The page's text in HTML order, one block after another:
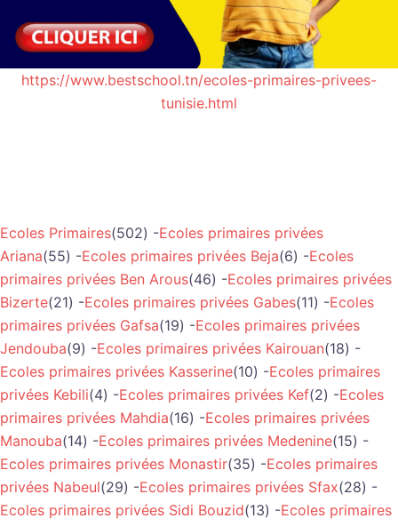
https://www.bestschool.tn/ecoles-primaires-privees-
tunisie.html
Ecoles Primaires(502) -Ecoles primaires privées
Ariana(55) -Ecoles primaires privées Beja(6) -Ecoles
primaires privées Ben Arous(46) -Ecoles primaires privées
Bizerte(21) -Ecoles primaires privées Gabes(11) -Ecoles
primaires privées Gafsa(19) -Ecoles primaires privées
Jendouba(9) -Ecoles primaires privées Kairouan(18) -
Ecoles primaires privées Kasserine(10) -Ecoles primaires
privées Kebili(4) -Ecoles primaires privées Kef(2) -Ecoles
primaires privées Mahdia(16) -Ecoles primaires privées
Manouba(14) -Ecoles primaires privées Medenine(15) -
Ecoles primaires privées Monastir(35) -Ecoles primaires
privées Nabeul(29) -Ecoles primaires privées Sfax(28) -
Ecoles primaires privées Sidi Bouzid(13) -Ecoles primaires